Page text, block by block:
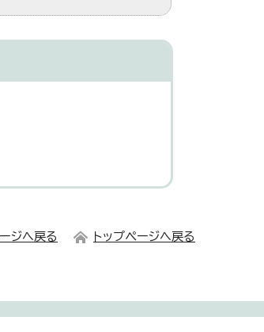
ジへ戻る トップページへ戻る